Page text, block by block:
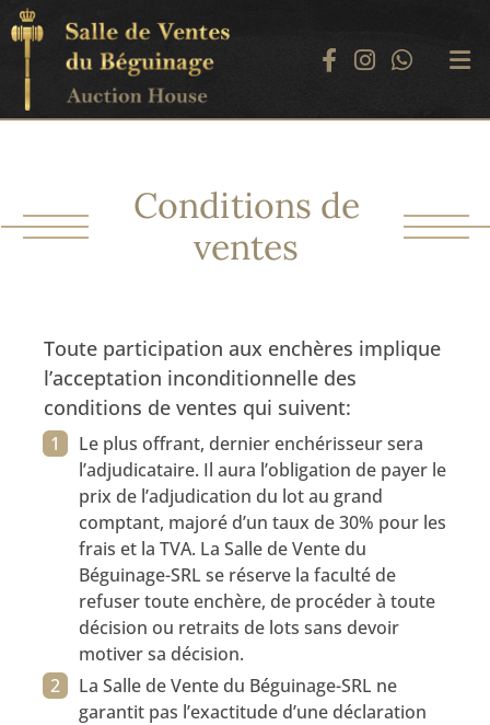
Conditions de
ventes
Toute participation aux enchères implique
l’acceptation inconditionnelle des
conditions de ventes qui suivent:
Le plus offrant, dernier enchérisseur sera
l’adjudicataire. Il aura l’obligation de payer le
prix de l’adjudication du lot au grand
comptant, majoré d’un taux de 30% pour les
frais et la TVA. La Salle de Vente du
Béguinage-SRL se réserve la faculté de
refuser toute enchère, de procéder à toute
décision ou retraits de lots sans devoir
motiver sa décision.
La Salle de Vente du Béguinage-SRL ne
garantit pas l’exactitude d’une déclaration